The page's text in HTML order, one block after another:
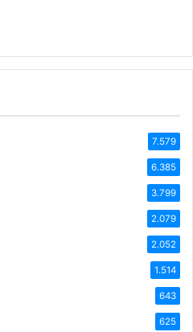
7.579
6.385
3.799
2.079
2.052
1.514
643
625